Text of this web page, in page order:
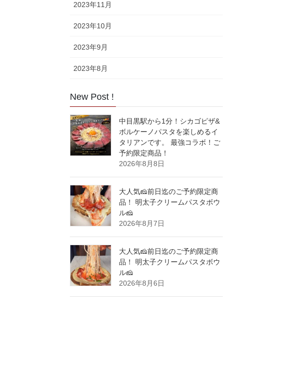
2023年11月
2023年10月
2023年9月
2023年8月
New Post !
中目黒駅から1分！シカゴピザ&
ボルケーノパスタを楽しめるイ
タリアンです。 最強コラボ！ご
予約限定商品！
2026年8月8日
大人気🧀前日迄のご予約限定商
品！ 明太子クリームパスタボウ
ル🧀
2026年8月7日
大人気🧀前日迄のご予約限定商
品！ 明太子クリームパスタボウ
ル🧀
2026年8月6日